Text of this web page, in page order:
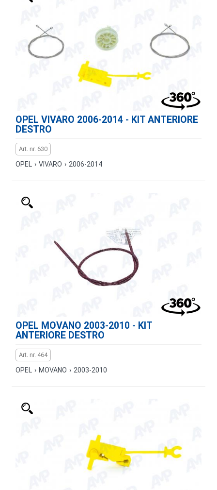
OPEL VIVARO 2006-2014 - KIT ANTERIORE
DESTRO
Art. nr. 630
OPEL › VIVARO › 2006-2014
OPEL MOVANO 2003-2010 - KIT
ANTERIORE DESTRO
Art. nr. 464
OPEL › MOVANO › 2003-2010